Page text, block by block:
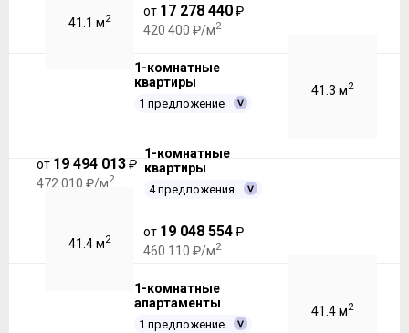
41.1 м2
от 17 278 440₽
420 400 ₽/м2
1-комнатные
квартиры
1 предложение
41.3 м2
от 19 494 013₽
472 010 ₽/м2
1-комнатные
квартиры
4 предложения
41.4 м2
от 19 048 554₽
460 110 ₽/м2
1-комнатные
апартаменты
1 предложение
41.4 м2